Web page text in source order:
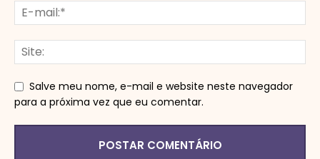
Salve meu nome, e-mail e website neste navegador
para a próxima vez que eu comentar.